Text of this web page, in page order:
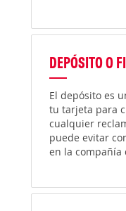
DEPÓSITO O
El depósito es
tu tarjeta para
cualquier
puede evitar
en la compañía